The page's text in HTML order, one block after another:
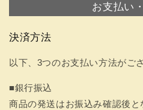
お支払い
決済方法
以下、3つのお支払い方法がご
■銀行振込
商品の発送はお振込み確認後と